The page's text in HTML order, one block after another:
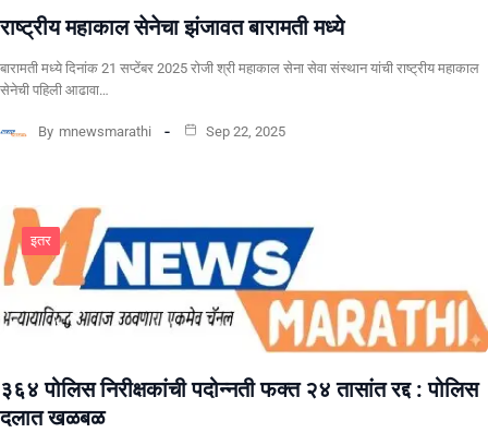
राष्ट्रीय महाकाल सेनेचा झंजावत बारामती मध्ये
बारामती मध्ये दिनांक 21 सप्टेंबर 2025 रोजी श्री महाकाल सेना सेवा संस्थान यांची राष्ट्रीय महाकाल
सेनेची पहिली आढावा…
By mnewsmarathi Sep 22, 2025
इतर
३६४ पोलिस निरीक्षकांची पदोन्नती फक्त २४ तासांत रद्द : पोलिस
दलात खळबळ